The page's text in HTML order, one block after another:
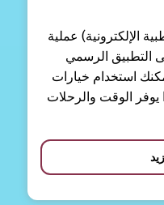
عملية
الرسمي
استخدام خيارات
الوقت والرحلات